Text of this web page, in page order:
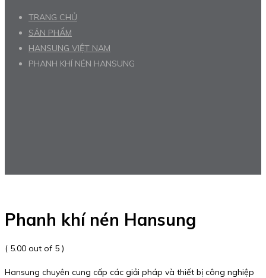
TRANG CHỦ
SẢN PHẨM
HANSUNG VIỆT NAM
PHANH KHÍ NÉN HANSUNG
Phanh khí nén Hansung
( 5.00 out of 5 )
Hansung chuyên cung cấp các giải pháp và thiết bị công nghiệp